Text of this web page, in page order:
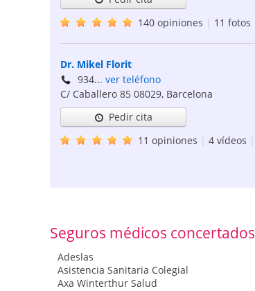
140 opiniones | 11 fotos
Dr. Mikel Florit
934... ver teléfono
C/ Caballero 85 08029, Barcelona
Pedir cita
11 opiniones | 4 vídeos |
Seguros médicos concertados
Adeslas
Asistencia Sanitaria Colegial
Axa Winterthur Salud